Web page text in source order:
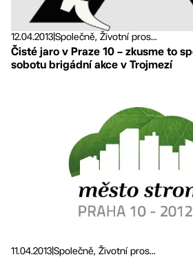
12.04.2013Společně, Životní pros...
Čisté jaro v Praze 10 – zkusme to
sobotu brigádní akce v Trojmezí
11.04.2013Společně, Životní pros...